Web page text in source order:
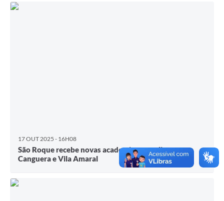
17 OUT 2025 - 16H08
São Roque recebe novas academias ao ar livre em
Canguera e Vila Amaral